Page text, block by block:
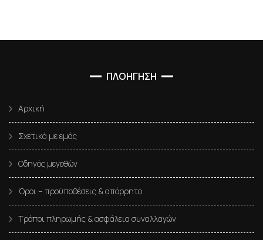
ΠΛΟΗΓΗΣΗ
Αρχική
Σχετικά με εμάς
Οδηγός μεγεθών
Όροι – προϋποθέσεις & απόρρητο
Τρόποι πληρωμής & ασφάλεια συναλλαγών